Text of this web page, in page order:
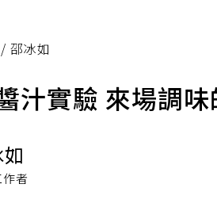
/ 邵冰如
汁實驗 來場調
者